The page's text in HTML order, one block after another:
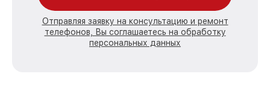
Отправляя заявку на консультацию и ремонт
телефонов, Вы соглашаетесь на обработку
персональных данных